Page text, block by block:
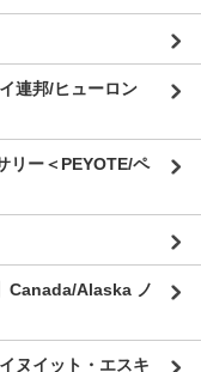
連邦/ヒューロン
リー＜PEYOTE/ペ
Canada/Alaska ノ
ヌイット・エスキ